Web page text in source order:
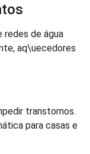
redes de água
aq\uecedores
transtornos.
para casas e